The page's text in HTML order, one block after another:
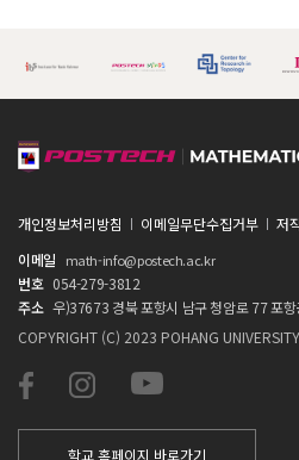
개인정보처리방침 이메일무단수집거부
저
이메일
math-info@postech.ac.kr
번호 054-279-3812
주소 우)37673 경북 포항시 남구 청암로 77 포
COPYRIGHT (C) 2023 POHANG
학교 홈페이지 바로가기